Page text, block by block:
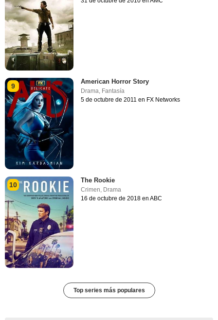
9
American Horror Story
Drama Fantasía
5 de octubre de 2011 en FX Networks
10
The Rookie
Crimen, Drama
16 de octubre de 2018 en ABC
Top series más populares